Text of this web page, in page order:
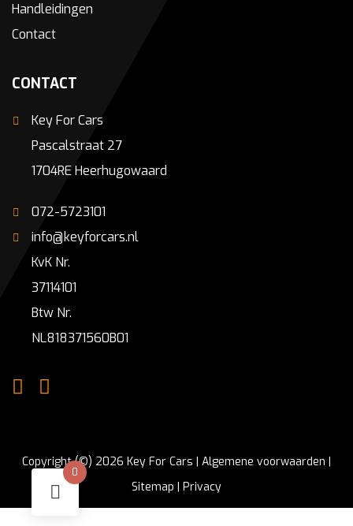
Handleidingen
Contact
CONTACT
Key For Cars
Pascalstraat 27
1704RE Heerhugowaard
072-5723101
info@keyforcars.nl
KvK Nr.
37114101
Btw Nr.
NL818371560B01
Copyright (©) 2026 Key For Cars | Algemene voorwaarden
Sitemap
Privacy
0